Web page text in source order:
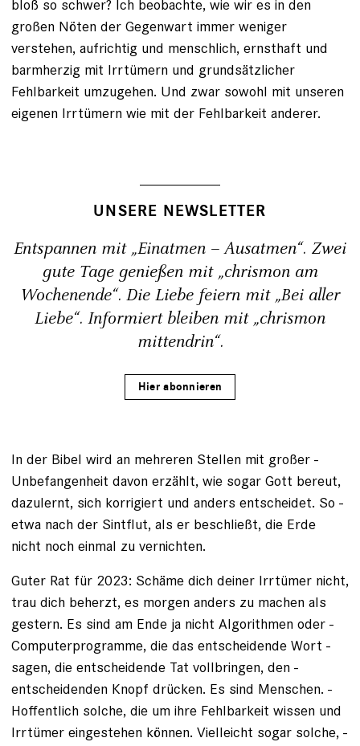
bloß so schwer? Ich beobachte, wie wir es in den
großen Nöten der Gegenwart immer weniger
verstehen, aufrichtig und menschlich, ernsthaft und
barmherzig mit Irrtümern und grundsätzlicher
Fehlbarkeit umzugehen. Und zwar sowohl mit unseren
eigenen Irrtümern wie mit der Fehlbarkeit anderer.
UNSERE NEWSLETTER
Entspannen mit „Einatmen – Ausatmen“. Zwei
gute Tage genießen mit „chrismon am
Wochenende“. Die Liebe feiern mit „Bei aller
Liebe“. Informiert bleiben mit „chrismon
mittendrin“.
Hier abonnieren
In der Bibel wird an mehreren Stellen mit großer ­
Unbefangenheit davon erzählt, wie sogar Gott bereut,
dazulernt, sich korrigiert und anders entscheidet. So ­
etwa nach der Sintflut, als er beschließt, die Erde
nicht noch einmal zu vernichten.
Guter Rat für 2023: Schäme dich deiner Irrtümer nicht,
trau dich beherzt, es morgen anders zu machen als
gestern. Es sind am Ende ja nicht Algorithmen oder ­
Computerprogramme, die das entscheidende Wort ­
sagen, die entscheidende Tat vollbringen, den ­
entscheidenden Knopf drücken. Es sind Menschen. ­
Hoffentlich solche, die um ihre Fehlbarkeit wissen und
Irrtümer eingestehen können. Vielleicht sogar ­solche, ­